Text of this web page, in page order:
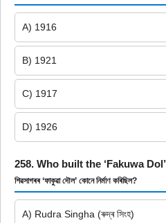
A) 1916
B) 1921
C) 1917
D) 1926
258. Who built the ‘Fakuwa
শিৱসাগৰৰ ‘ফাকুৱা দৌল’ কোনে নিৰ্মাণ কৰিছিল?
A) Rudra Singha (ৰুদ্ৰ সিংহ)